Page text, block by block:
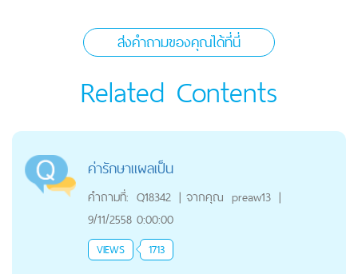
ส่งคำถามของคุณได้ที่นี่
Related Contents
ค่ารักษาแผลเป็น
คำถามที่: Q18342 | จากคุณ preaw13 |
9/11/2558 0:00:00
VIEWS 1713